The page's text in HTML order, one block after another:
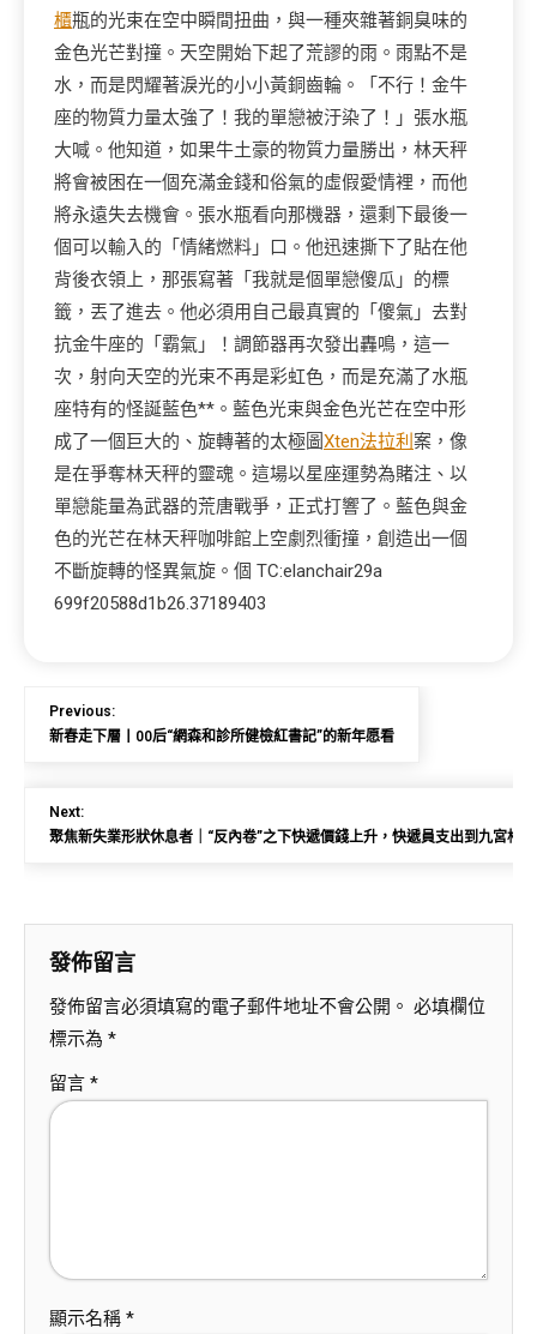
櫃瓶的光束在空中瞬間扭曲，與一種夾雜著銅臭味的
金色光芒對撞。天空開始下起了荒謬的雨。雨點不是
水，而是閃耀著淚光的小小黃銅齒輪。「不行！金牛
座的物質力量太強了！我的單戀被汙染了！」張水瓶
大喊。他知道，如果牛土豪的物質力量勝出，林天秤
將會被困在一個充滿金錢和俗氣的虛假愛情裡，而他
將永遠失去機會。張水瓶看向那機器，還剩下最後一
個可以輸入的「情緒燃料」口。他迅速撕下了貼在他
背後衣領上，那張寫著「我就是個單戀傻瓜」的標
籤，丟了進去。他必須用自己最真實的「傻氣」去對
抗金牛座的「霸氣」！調節器再次發出轟鳴，這一
次，射向天空的光束不再是彩虹色，而是充滿了水瓶
座特有的怪誕藍色**。藍色光束與金色光芒在空中形
成了一個巨大的、旋轉著的太極圖Xten法拉利 案，像
是在爭奪林天秤的靈魂。這場以星座運勢為賭注、以
單戀能量為武器的荒唐戰爭，正式打響了。藍色與金
色的光芒在林天秤咖啡館上空劇烈衝撞，創造出一個
不斷旋轉的怪異氣旋。個 TC:elanchair29a
699f20588d1b26.37189403
Previous:
新春走下層丨00后“網森和診所健檢紅書記”的新年愿看
Next:
聚焦新失業形狀休息者｜“反內卷”之下快遞價錢上升，快遞員支出到九宮格
發佈留言
發佈留言必須填寫的電子郵件地址不會公開。 必填欄位
標示為 *
留言 *
顯示名稱 *